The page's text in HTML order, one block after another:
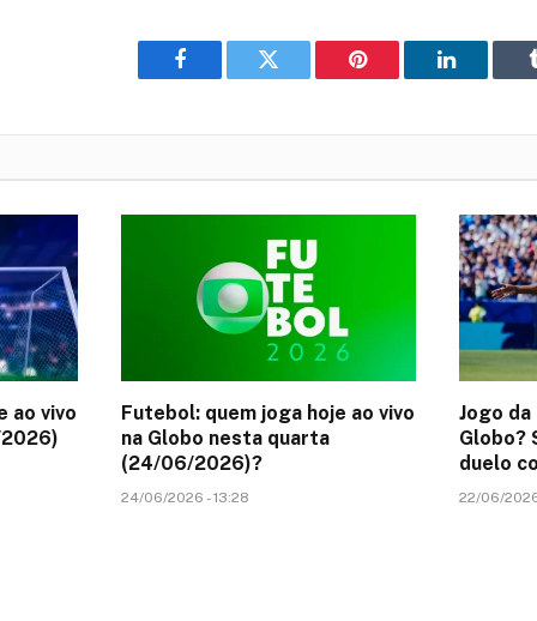
Facebook Twitter Pinterest LinkedIn
ao vivo
Futebol: quem joga hoje ao vivo
na Globo nesta quarta
(24/06/2026)?
24/06/2026 - 13:28
Jogo da
Globo?
duelo
22/06/2026